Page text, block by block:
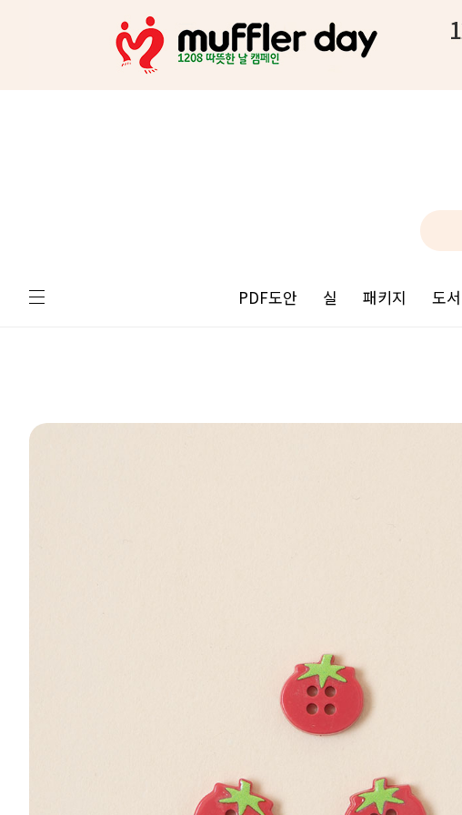
PDF도안 실 패키지 도서